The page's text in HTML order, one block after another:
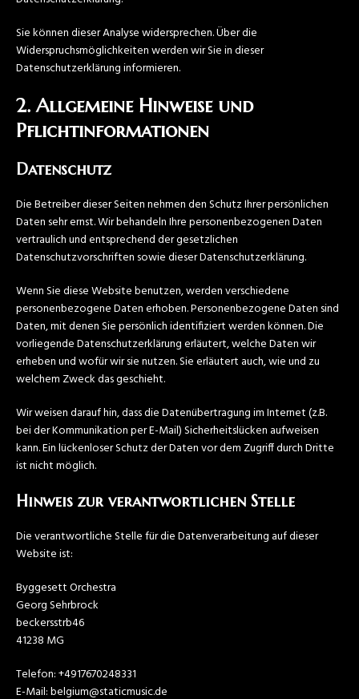
Sie können dieser Analyse widersprechen. Über die
Widerspruchsmöglichkeiten werden wir Sie in dieser
Datenschutzerklärung informieren.
2. Allgemeine Hinweise und
Pflichtinformationen
Datenschutz
Die Betreiber dieser Seiten nehmen den Schutz Ihrer persönlichen
Daten sehr ernst. Wir behandeln Ihre personenbezogenen Daten
vertraulich und entsprechend der gesetzlichen
Datenschutzvorschriften sowie dieser Datenschutzerklärung.
Wenn Sie diese Website benutzen, werden verschiedene
personenbezogene Daten erhoben. Personenbezogene Daten sind
Daten, mit denen Sie persönlich identifiziert werden können. Die
vorliegende Datenschutzerklärung erläutert, welche Daten wir
erheben und wofür wir sie nutzen. Sie erläutert auch, wie und zu
welchem Zweck das geschieht.
Wir weisen darauf hin, dass die Datenübertragung im Internet (z.B.
bei der Kommunikation per E-Mail) Sicherheitslücken aufweisen
kann. Ein lückenloser Schutz der Daten vor dem Zugriff durch Dritte
ist nicht möglich.
Hinweis zur verantwortlichen Stelle
Die verantwortliche Stelle für die Datenverarbeitung auf dieser
Website ist:
Byggesett Orchestra
Georg Sehrbrock
beckersstrb46
41238 MG
Telefon: +4917670248331
E-Mail: belgium@staticmusic.de